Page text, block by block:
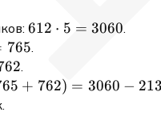
612
\cdot
3060
612 ⋅ 5 = 3060.
765.
.
+ 762) = 3060 −